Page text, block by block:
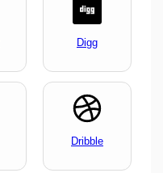
Digg
Dribble